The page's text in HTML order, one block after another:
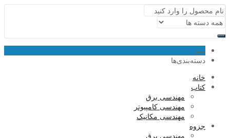
منو
دسته‌بندی‌ها
خانه
کتاب
مهندسی برق
مهندسی کامپیوتر
مهندسی مکانیک
جزوه
مهندسی برق